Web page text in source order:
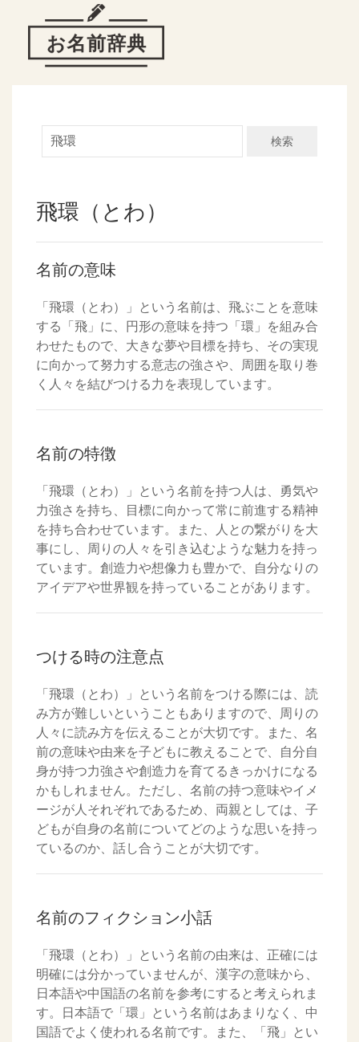
検索
飛環（とわ）
名前の意味
「飛環（とわ）」という名前は、飛ぶことを意味
する「飛」に、円形の意味を持つ「環」を組み合
わせたもので、大きな夢や目標を持ち、その実現
に向かって努力する意志の強さや、周囲を取り巻
く人々を結びつける力を表現しています。
名前の特徴
「飛環（とわ）」という名前を持つ人は、勇気や
力強さを持ち、目標に向かって常に前進する精神
を持ち合わせています。また、人との繋がりを大
事にし、周りの人々を引き込むような魅力を持っ
ています。創造力や想像力も豊かで、自分なりの
アイデアや世界観を持っていることがあります。
つける時の注意点
「飛環（とわ）」という名前をつける際には、読
み方が難しいということもありますので、周りの
人々に読み方を伝えることが大切です。また、名
前の意味や由来を子どもに教えることで、自分自
身が持つ力強さや創造力を育てるきっかけになる
かもしれません。ただし、名前の持つ意味やイメ
ージが人それぞれであるため、両親としては、子
どもが自身の名前についてどのような思いを持っ
ているのか、話し合うことが大切です。
名前のフィクション小話
「飛環（とわ）」という名前の由来は、正確には
明確には分かっていませんが、漢字の意味から、
日本語や中国語の名前を参考にすると考えられま
す。日本語で「環」という名前はあまりなく、中
国語でよく使われる名前です。また、「飛」とい